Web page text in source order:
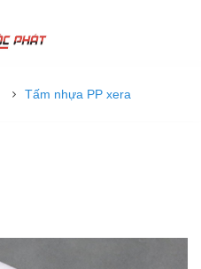
Tấm nhựa PP xera